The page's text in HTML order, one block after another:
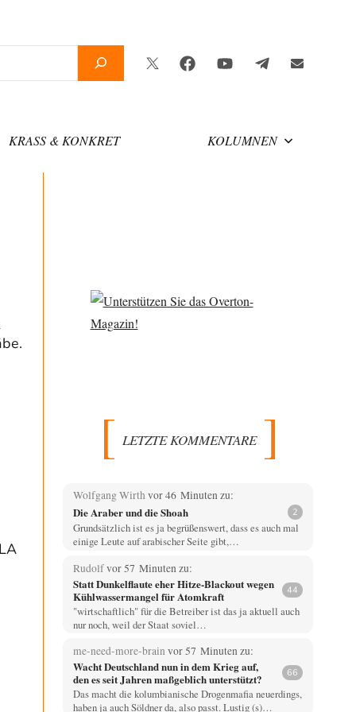
TwitterFacebookYouTubeTelegramNewsletter
KRASS & KONKRET KOLUMNEN
LETZTE KOMMENTARE
Wolfgang Wirthvor 46 Minuten zu:
Die Araber und die Shoah 2
Grundsätzlich ist es ja begrüßenswert, dass es auch mal
einige Leute auf arabischer Seite gibt,…
Rudolfvor 57 Minuten zu:
Statt Dunkelflaute eher Hitze-Blackout wegen
Kühlwassermangel für Atomkraft
44
"wirtschaftlich" für die Betreiber ist das ja aktuell auch
nur noch, weil der Staat soviel…
me-need-more-brain vor 57 Minuten zu:
Wacht Deutschland nun in dem Krieg auf,
den es seit Jahren maßgeblich unterstützt?
66
Das macht die kolumbianische Drogenmafia neuerdings,
haben ja auch Söldner da, also passt. Lustig (s)…